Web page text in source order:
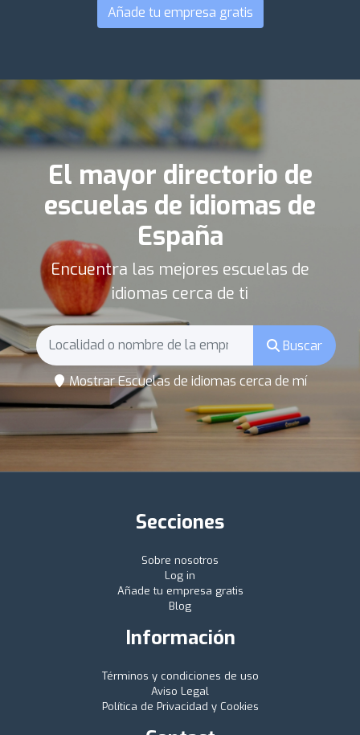
Añade tu empresa gratis
El mayor directorio de
escuelas de idiomas de
España
Encuentra las mejores escuelas de
idiomas cerca de ti
Buscar
Mostrar Escuelas de idiomas cerca de mí
Secciones
Sobre nosotros
Log in
Añade tu empresa gratis
Blog
Información
Términos y condiciones de uso
Aviso Legal
Política de Privacidad y Cookies